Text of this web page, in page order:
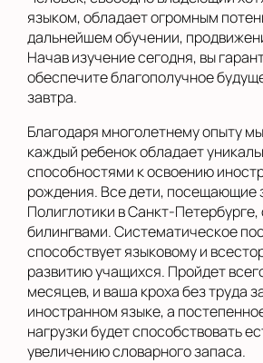
языком, обладает огромным
дальнейшем обучении,
Начав изучение сегодня, вы
обеспечите благополучное
завтра.
Благодаря многолетнему опыту
каждый ребенок обладает
способностями к освоению
рождения. Все дети, посещающие
Полиглотики в Санкт-Петербурге,
билингвами. Систематическое
способствует языковому и
развитию учащихся. Пройдет
месяцев, и ваша кроха без труда
иностранном языке, а
нагрузки будет способствовать
увеличению словарного запаса.